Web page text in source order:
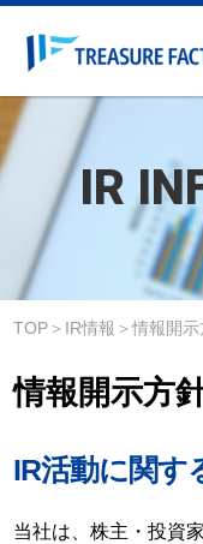
企業情報
事業内容
ニュース
IR情報
物件募集
サイトマップ
IR
TOP IR情報 情報開示
情報開示方
IR活動に関す
当社は、株主・投資